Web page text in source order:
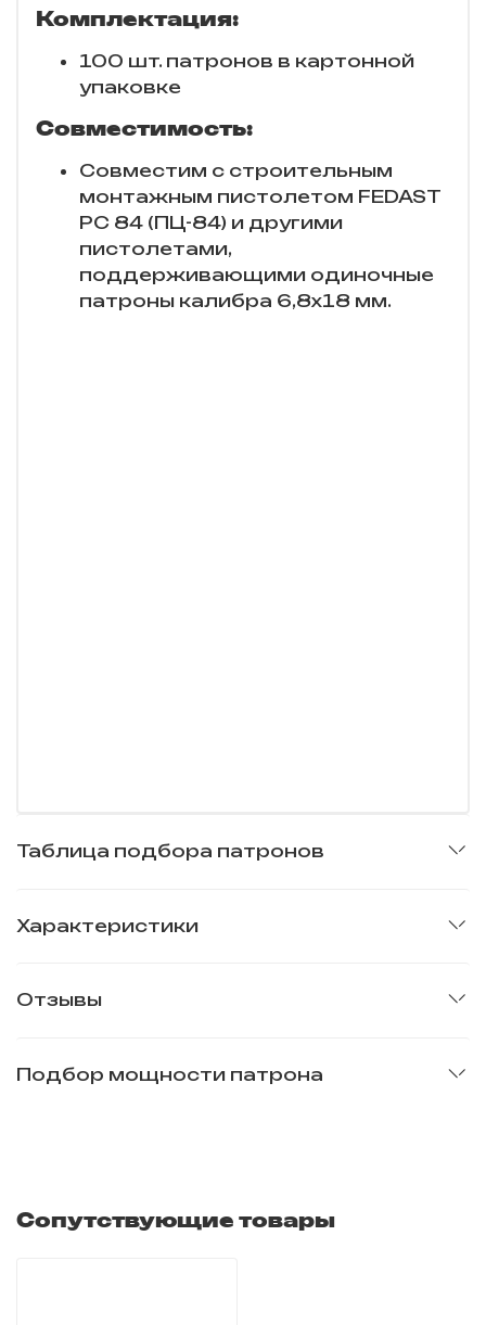
Комплектация:
100 шт. патронов в картонной
упаковке
Совместимость:
Совместим с строительным
монтажным пистолетом FEDAST
PC 84 (ПЦ-84) и другими
пистолетами,
поддерживающими одиночные
патроны калибра 6,8х18 мм.
Таблица подбора патронов
Характеристики
Отзывы
Подбор мощности патрона
Сопутствующие товары